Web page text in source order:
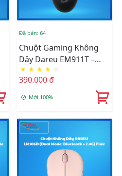
Đã bán: 64
Chuột Gaming Không
Dây Dareu EM911T –
Wired+2.4G+BT Black
★ ★ ★ ★ ☆
390.000 đ
Mới 100%